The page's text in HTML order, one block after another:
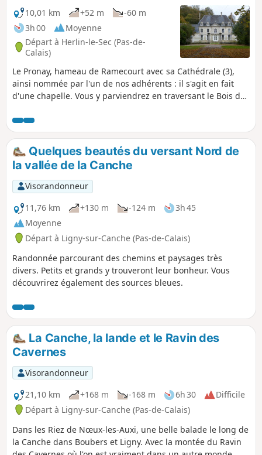
10,01 km
+52 m
-60 m
3h 00
Moyenne
Départ à Herlin-le-Sec (Pas-de-
Calais)
Le Pronay, hameau de Ramecourt avec sa Cathédrale (3),
ainsi nommée par l'un de nos adhérents : il s'agit en fait
d'une chapelle. Vous y parviendrez en traversant le Bois de
voie ferrée de Saint-Pol à Frévent et pour finir vous passerez
devant le château de Sains. Balade largement ombragée.
Quelques beautés du versant Nord de
la vallée de la Canche
Visorandonneur
11,76 km
+130 m -124 m
3h 45
Moyenne
Départ à Ligny-sur-Canche (Pas-de-Calais)
Randonnée parcourant des chemins et paysages très
divers. Petits et grands y trouveront leur bonheur. Vous
découvrirez également des sources bleues.
La Canche, la lande et le Ravin des
Cavernes
Visorandonneur
21,10 km
+168 m -168 m 6h 30
Difficile
Départ à Ligny-sur-Canche (Pas-de-Calais)
Dans les Riez de Nœux-les-Auxi, une belle balade le long de
la Canche dans Boubers et Ligny. Avec la montée du Ravin